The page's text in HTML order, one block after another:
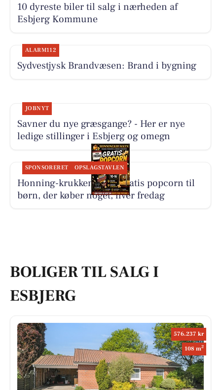
10 dyreste biler til salg i nærheden af
Esbjerg Kommune
ALARM112
Sydvestjysk Brandvæsen: Brand i bygning
JOBNYT
Savner du nye græsgange? - Her er nye
ledige stillinger i Esbjerg og omegn
SPONSORERET OPSLAGSTAVLEN
Honning-krukken giver gratis popcorn til
børn, der køber noget, hver fredag
BOLIGER TIL SALG I
ESBJERG
576.237 kr
108 m2